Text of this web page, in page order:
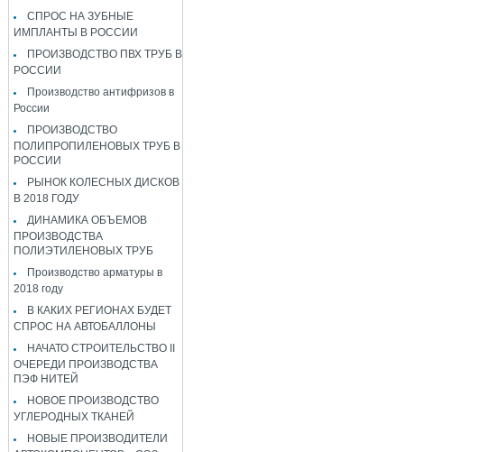
СПРОС НА ЗУБНЫЕ
ИМПЛАНТЫ В РОССИИ
ПРОИЗВОДСТВО ПВХ ТРУБ В
РОССИИ
Производство антифризов в
России
ПРОИЗВОДСТВО
ПОЛИПРОПИЛЕНОВЫХ ТРУБ В
РОССИИ
РЫНОК КОЛЕСНЫХ ДИСКОВ
В 2018 ГОДУ
ДИНАМИКА ОБЪЕМОВ
ПРОИЗВОДСТВА
ПОЛИЭТИЛЕНОВЫХ ТРУБ
Производство арматуры в
2018 году
В КАКИХ РЕГИОНАХ БУДЕТ
СПРОС НА АВТОБАЛЛОНЫ
НАЧАТО СТРОИТЕЛЬСТВО II
ОЧЕРЕДИ ПРОИЗВОДСТВА
ПЭФ НИТЕЙ
НОВОЕ ПРОИЗВОДСТВО
УГЛЕРОДНЫХ ТКАНЕЙ
НОВЫЕ ПРОИЗВОДИТЕЛИ